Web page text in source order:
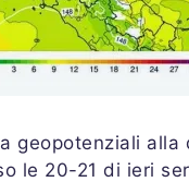
geopotenziali
le 20-21 di ieri